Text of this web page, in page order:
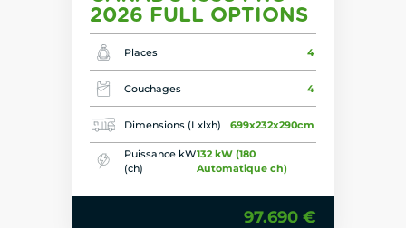
2026 FULL OPTIONS
Places 4
Couchages 4
Dimensions (Lxlxh) 699x232x290cm
Puissance kW
(ch)
132 kW (180
Automatique ch)
97.690 €